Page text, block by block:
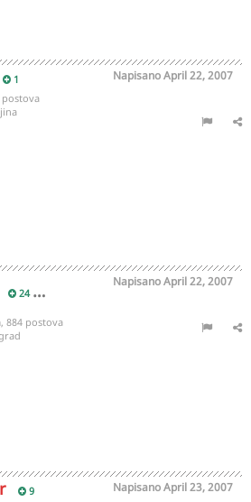
1 NapisanoApril 22, 2007
postova
24
NapisanoApril 22, 2007
884 postova
9 NapisanoApril 23, 2007